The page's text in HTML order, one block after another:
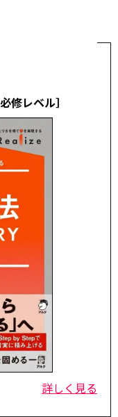
修レベル］
詳しく見る